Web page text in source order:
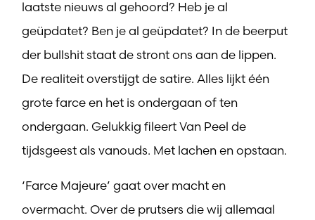
laatste nieuws al gehoord? Heb je al
geüpdatet? Ben je al geüpdatet? In de beerput
der bullshit staat de stront ons aan de lippen.
De realiteit overstijgt de satire. Alles lijkt één
grote farce en het is ondergaan of ten
ondergaan. Gelukkig fileert Van Peel de
tijdsgeest als vanouds. Met lachen en opstaan.
‘Farce Majeure’ gaat over macht en
overmacht. Over de prutsers die wij allemaal